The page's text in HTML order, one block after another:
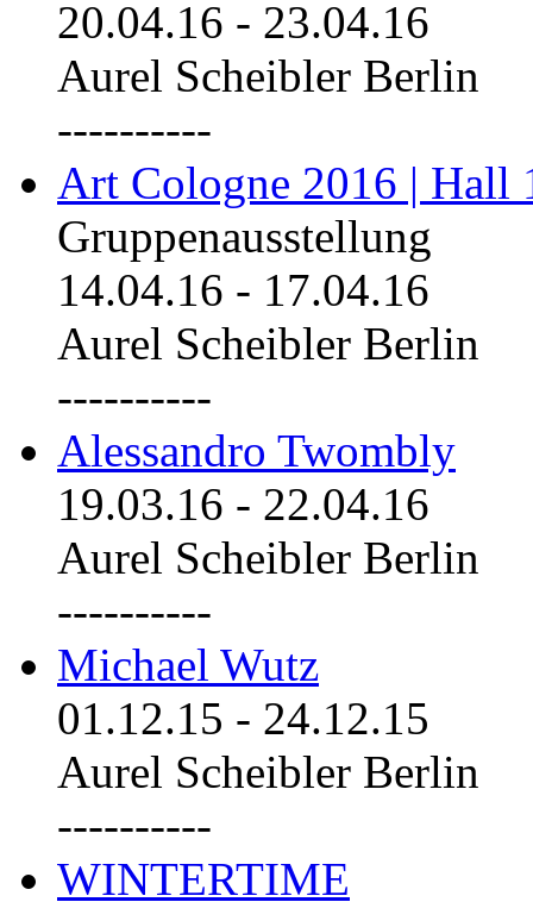
20.04.16 - 23.04.16
Aurel Scheibler Berlin
----------
Art Cologne 2016 | Hall
Gruppenausstellung
14.04.16 - 17.04.16
Aurel Scheibler Berlin
----------
Alessandro Twombly
19.03.16 - 22.04.16
Aurel Scheibler Berlin
----------
Michael Wutz
01.12.15 - 24.12.15
Aurel Scheibler Berlin
----------
WINTERTIME